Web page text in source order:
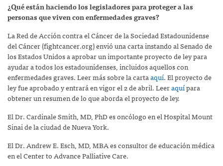
¿Qué están haciendo los legisladores para proteger a las
personas que viven con enfermedades graves?
La Red de Acción contra el Cáncer de la Sociedad Estadounidense
del Cáncer (fightcancer.org) envió una carta instando al Senado de
los Estados Unidos a aprobar un importante proyecto de ley para
ayudar a todos los estadounidenses, incluidos aquellos con
enfermedades graves. Leer más sobre la cartaaquí. El proyecto de
ley fue aprobado y entrará en vigor el 2 de abril. Leeraquípara
obtener un resumen de lo que aborda el proyecto de ley.
El Dr. Cardinale Smith, MD, PhD es oncólogo en el Hospital Mount
Sinai de la ciudad de Nueva York.
El Dr. Andrew E. Esch, MD, MBA es consultor de educación médica
en el Center to Advance Palliative Care.